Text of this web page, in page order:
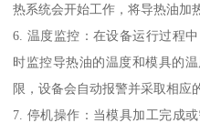
热系统会开始工作，将导热油加
6. 温度监控：在设备运行过程
时监控导热油的温度和模具的
限，设备会自动报警并采取相应
7. 停机操作：当模具加工完成